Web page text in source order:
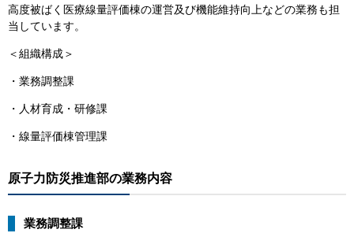
高度被ばく医療線量評価棟の運営及び機能維持向上などの業務も担
当しています。
＜組織構成＞
・業務調整課
・人材育成・研修課
・線量評価棟管理課
原子力防災推進部の業務内容
業務調整課